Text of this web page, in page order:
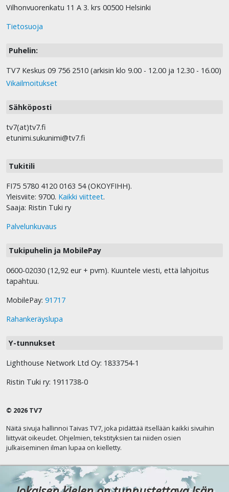
Vilhonvuorenkatu 11 A 3. krs 00500 Helsinki
Tietosuoja
Puhelin:
TV7 Keskus 09 756 2510 (arkisin klo 9.00 - 12.00 ja 12.30 - 16.00)
Vikailmoitukset
Sähköposti
tv7(at)tv7.fi
etunimi.sukunimi@tv7.fi
Tukitili
FI75 5780 4120 0163 54 (OKOYFIHH).
Yleisviite: 9700. Kaikki viitteet.
Saaja: Ristin Tuki ry
Palvelunkuvaus
Tukipuhelin ja MobilePay
0600-02030 (12,92 eur + pvm). Kuuntele viesti, että lahjoitus
tapahtuu.
MobilePay: 91717
Rahankeräyslupa
Y-tunnukset
Lighthouse Network Ltd Oy: 1833754-1
Ristin Tuki ry: 1911738-0
© 2026 TV7
Näitä sivuja hallinnoi Taivas TV7, joka pidättää itsellään kaikki sivuihin
liittyvät oikeudet. Ohjelmien, tekstityksien tai niiden osien
julkaiseminen ilman lupaa on kielletty.